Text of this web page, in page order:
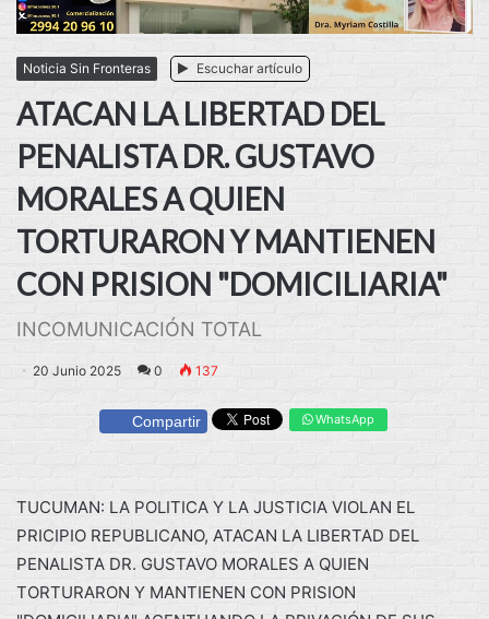
Noticia Sin Fronteras Escuchar artículo
ATACAN LA LIBERTAD DEL
PENALISTA DR. GUSTAVO
MORALES A QUIEN
TORTURARON Y MANTIENEN
CON PRISION "DOMICILIARIA"
INCOMUNICACIÓN TOTAL
20 Junio 2025 0 137
Compartir WhatsApp
TUCUMAN: LA POLITICA Y LA JUSTICIA VIOLAN EL
PRICIPIO REPUBLICANO, ATACAN LA LIBERTAD DEL
PENALISTA DR. GUSTAVO MORALES A QUIEN
TORTURARON Y MANTIENEN CON PRISION